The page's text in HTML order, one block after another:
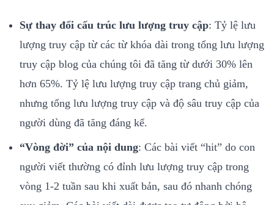
Sự thay đổi cấu trúc lưu lượng truy cập: Tỷ lệ lưu
lượng truy cập từ các từ khóa dài trong tổng lưu lượng
truy cập blog của chúng tôi đã tăng từ dưới 30% lên
hơn 65%. Tỷ lệ lưu lượng truy cập trang chủ giảm,
nhưng tổng lưu lượng truy cập và độ sâu truy cập của
người dùng đã tăng đáng kể.
“Vòng đời” của nội dung: Các bài viết “hit” do con
người viết thường có đỉnh lưu lượng truy cập trong
vòng 1-2 tuần sau khi xuất bản, sau đó nhanh chóng